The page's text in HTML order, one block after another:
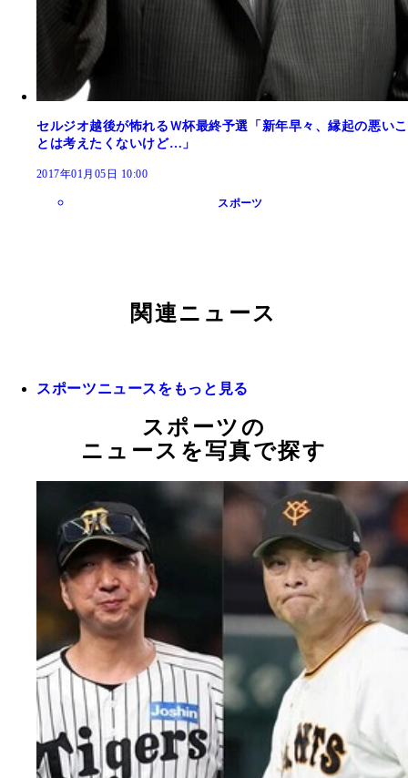
セルジオ越後が怖れるＷ杯最終予選「新年早々、縁起の悪いこ
とは考えたくないけど…」
2017年01月05日 10:00
スポーツ
関連ニュース
スポーツニュースをもっと見る
スポーツの
ニュースを写真で探す